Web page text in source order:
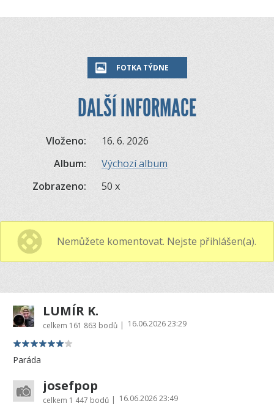
FOTKA TÝDNE
DALŠÍ INFORMACE
Vloženo:
16. 6. 2026
Album:
Výchozí album
Zobrazeno:
50 x
Nemůžete komentovat. Nejste přihlášen(a).
LUMÍR K.
celkem 161 863 bodů | 16.06.2026 23:29
Paráda
josefpop
celkem 1 447 bodů | 16.06.2026 23:49